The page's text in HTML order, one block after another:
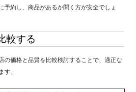
予約し、商品があるか聞く方が安全でしょ
較する
の価格と品質を比較検討することで、適正な
す。